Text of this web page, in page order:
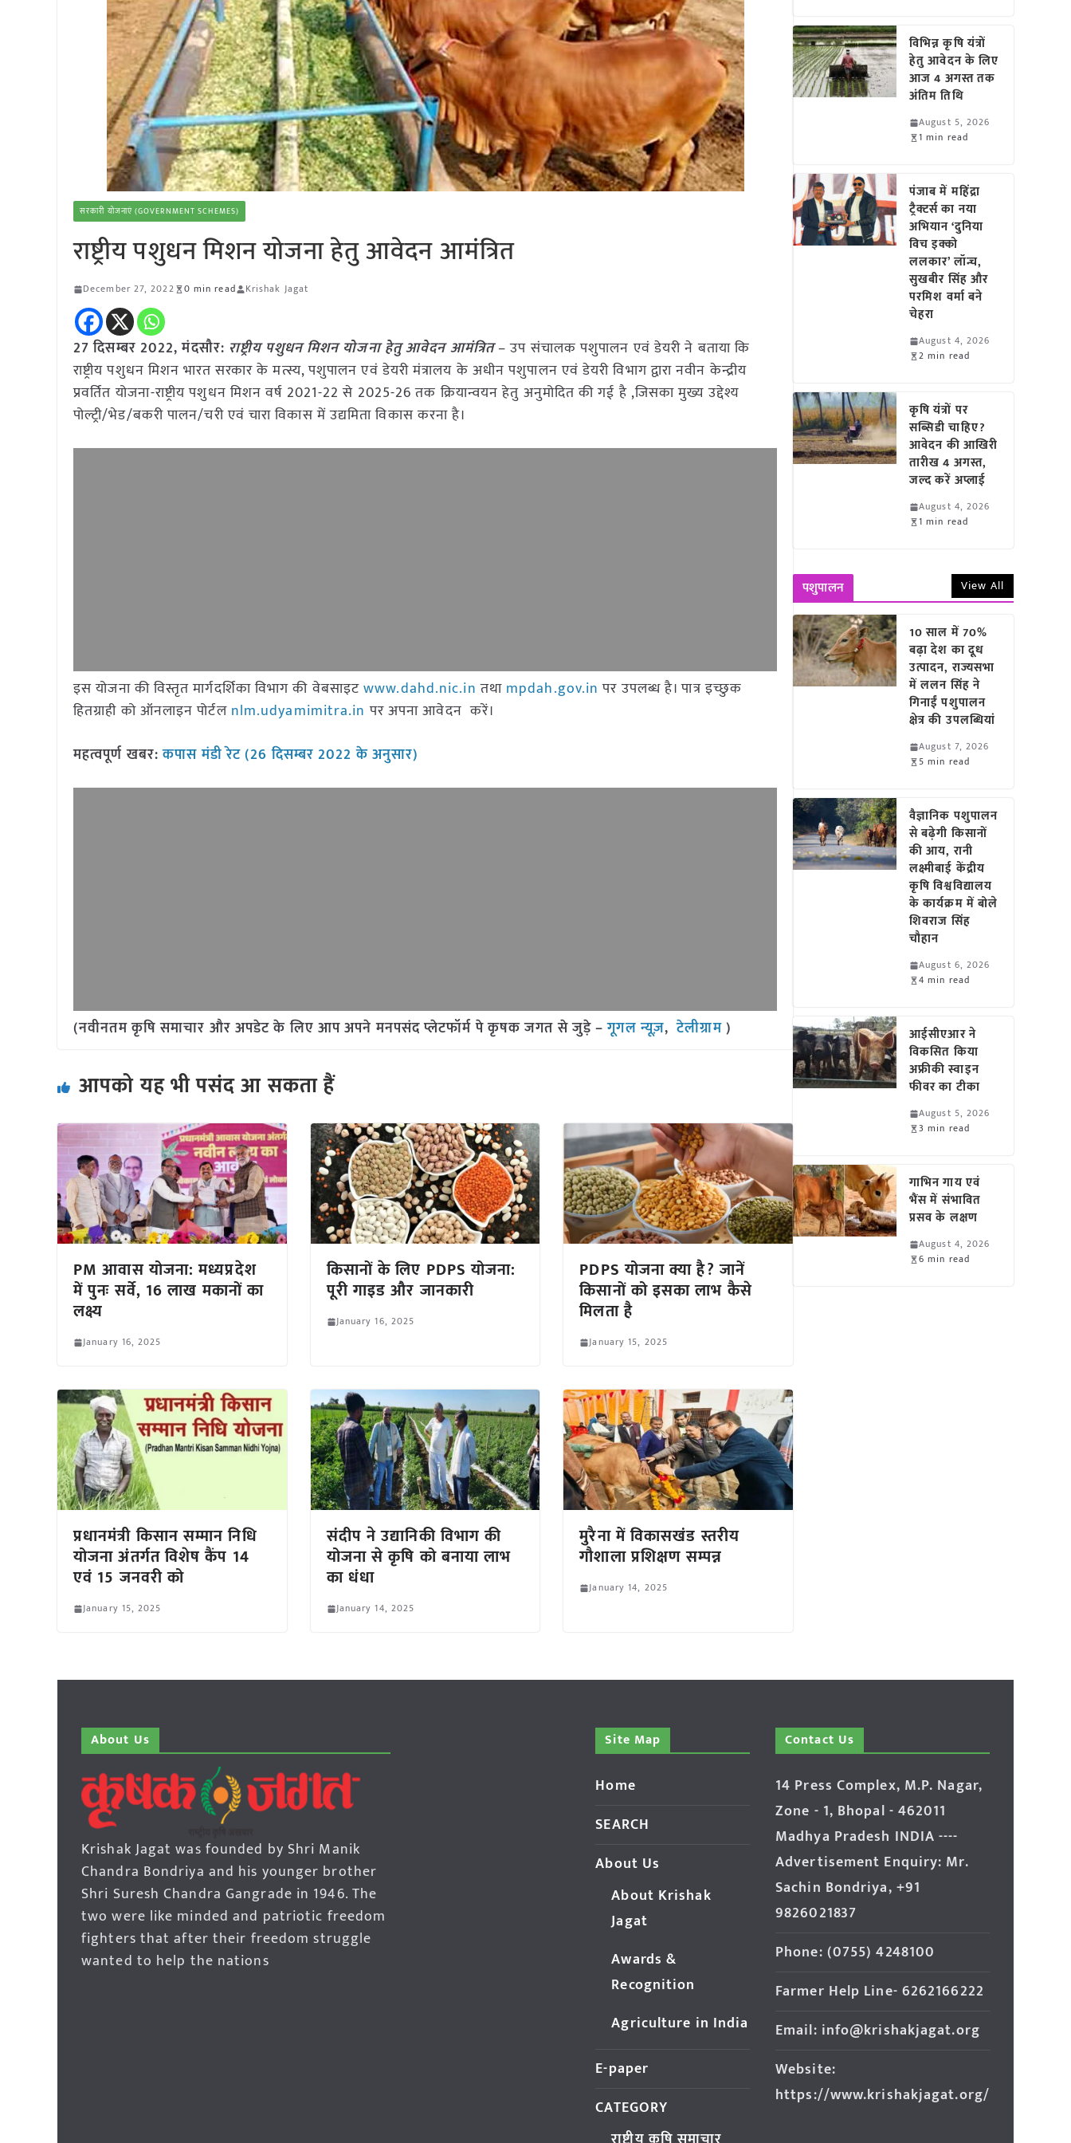
सरकारी योजनाएं (GOVERNMENT SCHEMES)
राष्ट्रीय पशुधन मिशन योजना हेतु आवेदन आमंत्रित
December 27, 2022 0 min read Krishak Jagat
27 दिसम्बर 2022, मंदसौर: राष्ट्रीय पशुधन मिशन योजना हेतु आवेदन आमंत्रित– उप संचालक पशुपालन एवं डेयरी ने बताया कि
राष्ट्रीय पशुधन मिशन भारत सरकार के मत्स्य, पशुपालन एवं डेयरी मंत्रालय के अधीन पशुपालन एवं डेयरी विभाग द्वारा नवीन केन्द्रीय
प्रवर्तित योजना-राष्ट्रीय पशुधन मिशन वर्ष 2021-22 से 2025-26 तक क्रियान्वयन हेतु अनुमोदित की गई है ,जिसका मुख्य उद्देश्य
पोल्ट्री/भेड/बकरी पालन/चरी एवं चारा विकास में उद्यमिता विकास करना है।
इस योजना की विस्तृत मार्गदर्शिका विभाग की वेबसाइटwww.dahd.nic.in तथा mpdah.gov.in पर उपलब्ध है। पात्र इच्छुक
हितग्राही को ऑनलाइन पोर्टल nlm.udyamimitra.in पर अपना आवेदन करें।
महत्वपूर्ण खबर:कपास मंडी रेट (26 दिसम्बर 2022 के अनुसार)
(नवीनतम कृषि समाचार और अपडेट के लिए आप अपने मनपसंद प्लेटफॉर्म पे कृषक जगत से जुड़े –गूगल न्यूज़,टेलीग्राम)
आपको यह भी पसंद आ सकता हैं
PM आवास योजना: मध्यप्रदेश
में पुनः सर्वे, 16 लाख मकानों का
लक्ष्य
January 16, 2025
किसानों के लिए PDPS योजना:
पूरी गाइड और जानकारी
January 16, 2025
PDPS योजना क्या है? जानें
किसानों को इसका लाभ कैसे
मिलता है
January 15, 2025
प्रधानमंत्री किसान सम्मान निधि
योजना अंतर्गत विशेष कैंप 14
एवं 15 जनवरी को
January 15, 2025
संदीप ने उद्यानिकी विभाग की
योजना से कृषि को बनाया लाभ
का धंधा
January 14, 2025
मुरैना में विकासखंड स्तरीय
गौशाला प्रशिक्षण सम्पन्न
January 14, 2025
विभिन्न कृषि यंत्रों
हेतु आवेदन के लिए
आज 4 अगस्त तक
अंतिम तिथि
August 5, 2026
1 min read
पंजाब में महिंद्रा
ट्रैक्टर्स का नया
अभियान ‘दुनिया
विच इक्को
ललकार’ लॉन्च,
सुखबीर सिंह और
परमिश वर्मा बने
चेहरा
August 4, 2026
2 min read
कृषि यंत्रों पर
सब्सिडी चाहिए?
आवेदन की आखिरी
तारीख 4 अगस्त,
जल्द करें अप्लाई
August 4, 2026
1 min read
पशुपालन View All
10 साल में 70%
बढ़ा देश का दूध
उत्पादन, राज्यसभा
में ललन सिंह ने
गिनाईं पशुपालन
क्षेत्र की उपलब्धियां
August 7, 2026
5 min read
वैज्ञानिक पशुपालन
से बढ़ेगी किसानों
की आय, रानी
लक्ष्मीबाई केंद्रीय
कृषि विश्वविद्यालय
के कार्यक्रम में बोले
शिवराज सिंह
चौहान
August 6, 2026
4 min read
आईसीएआर ने
विकसित किया
अफ्रीकी स्वाइन
फीवर का टीका
August 5, 2026
3 min read
गाभिन गाय एवं
भैंस में संभावित
प्रसव के लक्षण
August 4, 2026
6 min read
About Us
Krishak Jagat was founded by Shri Manik
Chandra Bondriya and his younger brother
Shri Suresh Chandra Gangrade in 1946. The
two were like minded and patriotic freedom
fighters that after their freedom struggle
wanted to help the nations
Site Map
Home
SEARCH
About Us
About Krishak
Jagat
Awards &
Recognition
Agriculture in India
E-paper
CATEGORY
Contact Us
14 Press Complex, M.P. Nagar,
Zone - 1, Bhopal - 462011
Madhya Pradesh INDIA ----
Advertisement Enquiry: Mr.
Sachin Bondriya, +91
9826021837
Phone: (0755) 4248100
Farmer Help Line- 6262166222
Email: info@krishakjagat.org
Website:
https://www.krishakjagat.org/